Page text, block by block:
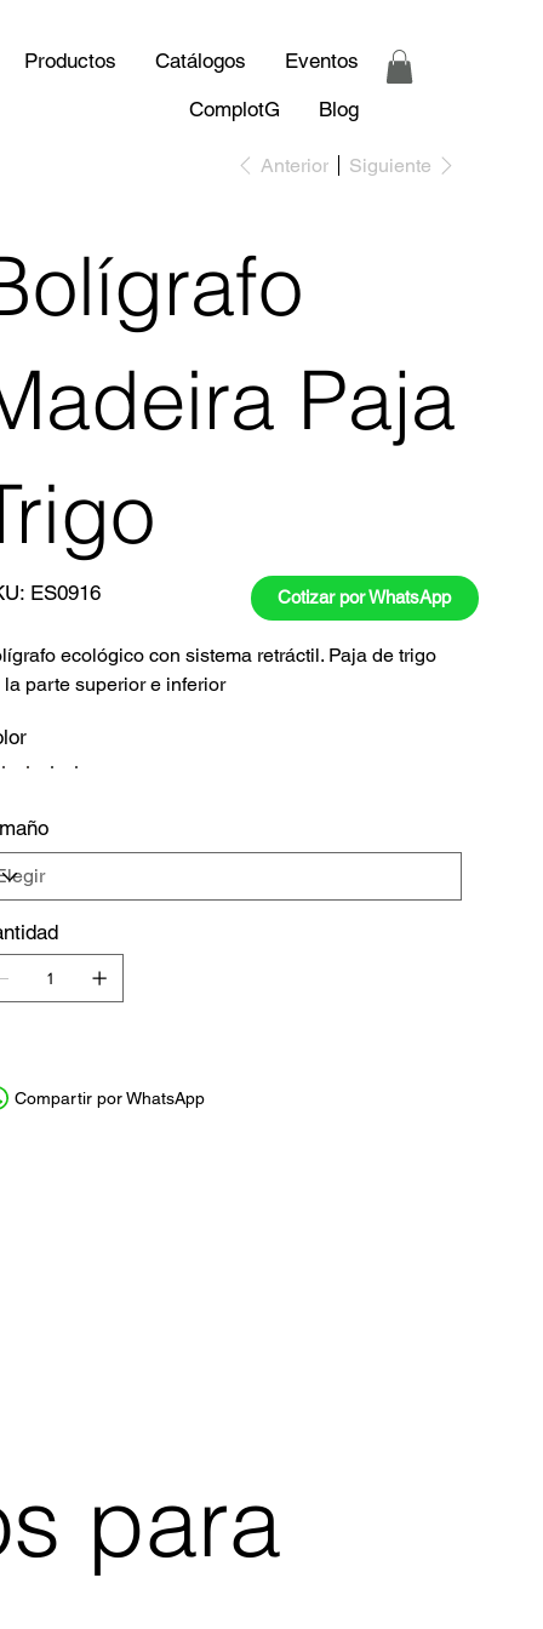
Productos Catálogos
Eventos
ComplotG
Blog
Anterior Siguiente
Paja
SKU
ES0916
ES0916
ecológico con sistema retráctil. Paja de trigo
la parte superior e inferior
Compartir por WhatsApp
para
Cotizar por WhatsApp